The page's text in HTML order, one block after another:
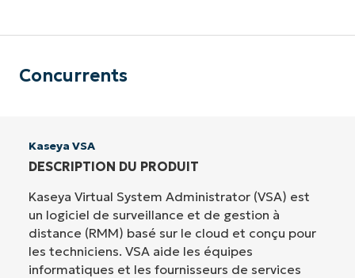
Concurrents
Kaseya VSA
DESCRIPTION DU PRODUIT
Kaseya Virtual System Administrator (VSA) est
un logiciel de surveillance et de gestion à
distance (RMM) basé sur le cloud et conçu pour
les techniciens. VSA aide les équipes
informatiques et les fournisseurs de services